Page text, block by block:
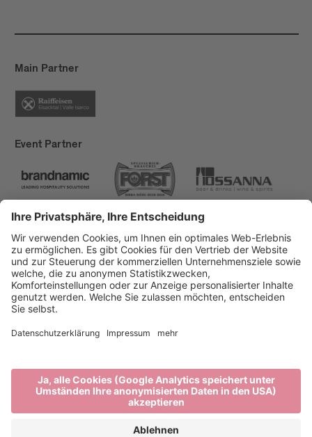
Main Partner
Event Partner
Brixen Tourismus
Privacy
Impressum
Förderungen
produced by